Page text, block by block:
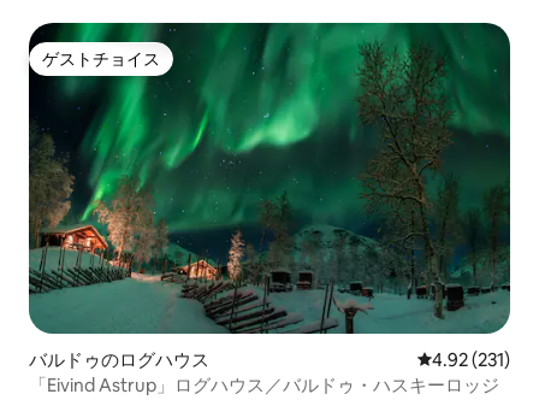
ゲストチョイス
ゲストチョイス
バルドゥのログハウス レビュー231
4.92 (231)
「Eivind Astrup」ログハウス／バルドゥ・ハスキーロッジ